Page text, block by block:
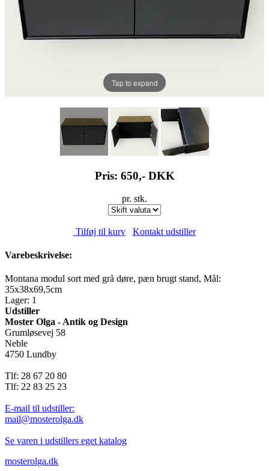
Tap to expand
Pris: 650,- DKK
pr. stk.
Tilføj til kurv Kontakt udstiller
Varebeskrivelse:
Montana modul sort med grå døre, pæn brugt stand, Mål:
35x38x69,5cm
Lager: 1
Udstiller
Moster Olga - Antik og Design
Grumløsevej 58
Neble
4750 Lundby
Tlf: 28 67 20 80
Tlf: 22 83 25 23
E-mail til udstiller:
mail@mosterolga.dk
Se varen i udstillers eget katalog
mosterolga.dk